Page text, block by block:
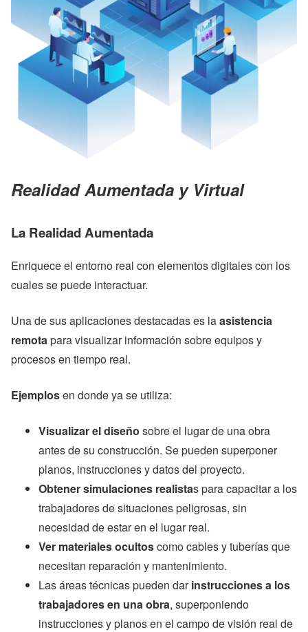
Realidad Aumentada y Virtual
La Realidad Aumentada
Enriquece el entorno real con elementos digitales con los
cuales se puede interactuar.
Una de sus aplicaciones destacadas es laasistencia
remotapara visualizar información sobre equipos y
procesos en tiempo real.
Ejemplosen donde ya se utiliza:
Visualizar el diseño sobre el lugar de una obra
antes de su construcción. Se pueden superponer
planos, instrucciones y datos del proyecto.
Obtener simulaciones realistas para capacitar a los
trabajadores de situaciones peligrosas, sin
necesidad de estar en el lugar real.
Ver materiales ocultoscomo cables y tuberías que
necesitan reparación y mantenimiento.
Las áreas técnicas pueden darinstrucciones a los
trabajadores en una obra, superponiendo
instrucciones y planos en el campo de visión real de